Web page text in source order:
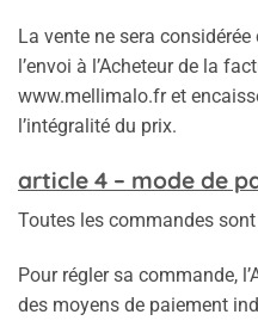
La vente ne sera
l’envoi à l’Acheteur de la
www.mellimalo.fr et
l’intégralité du prix.
article 4 – mode de
Toutes les commandes
Pour régler sa commande,
des moyens de paiement